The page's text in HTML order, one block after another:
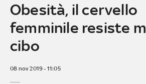
Obesità, il cervello
femminile resiste
cibo
08 nov 2019 - 11:05